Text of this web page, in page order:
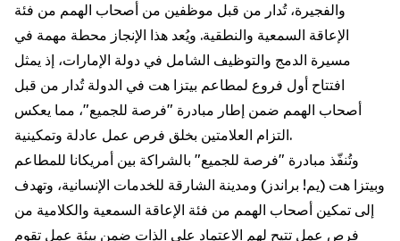
والفجيرة، تُدار من قبل موظفين من أصحاب الهمم من فئة
الإعاقة السمعية والنطقية. ويُعد هذا الإنجاز محطة مهمة في
مسيرة الدمج والتوظيف الشامل في دولة الإمارات، إذ يمثل
افتتاح أول فروع لمطاعم بيتزا هت في الدولة تُدار من قبل
أصحاب الهمم ضمن إطار مبادرة "فرصة للجميع"، مما يعكس
التزام العلامتين بخلق فرص عمل عادلة وتمكينية.
وتُنفّذ مبادرة "فرصة للجميع" بالشراكة بين أمريكانا للمطاعم
وبيتزا هت (يم! براندز) ومدينة الشارقة للخدمات الإنسانية، وتهدف
إلى تمكين أصحاب الهمم من فئة الإعاقة السمعية والكلامية من
فرص عمل تتيح لهم الاعتماد على الذات ضمن بيئة عمل تقوم